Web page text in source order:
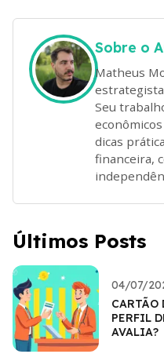
Sobre o
Matheus
Seu
dicas
financeira,
Últimos Posts
04/07/
CARTÃO
PERFIL
AVALIA?